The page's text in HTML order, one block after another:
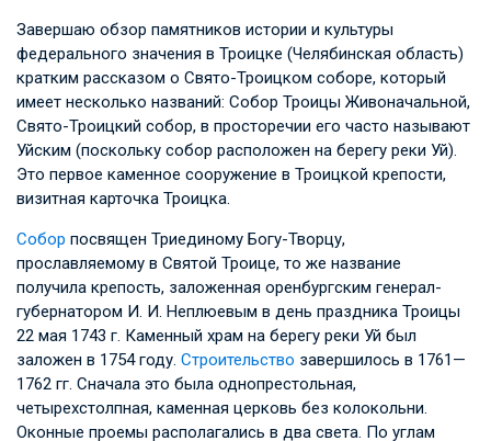
Завершаю обзор памятников истории и культуры
федерального значения в Троицке (Челябинская область)
кратким рассказом о Свято-Троицком соборе, который
имеет несколько названий: Собор Троицы Живоначальной,
Свято-Троицкий собор, в просторечии его часто называют
Уйским (поскольку собор расположен на берегу реки Уй).
Это первое каменное сооружение в Троицкой крепости,
визитная карточка Троицка.
Собор посвящен Триединому Богу-Творцу,
прославляемому в Святой Троице, то же название
получила крепость, заложенная оренбургским генерал-
губернатором И. И. Неплюевым в день праздника Троицы
22 мая 1743 г. Каменный храм на берегу реки Уй был
заложен в 1754 году. Строительство завершилось в 1761—
1762 гг. Сначала это была однопрестольная,
четырехстолпная, каменная церковь без колокольни.
Оконные проемы располагались в два света. По углам